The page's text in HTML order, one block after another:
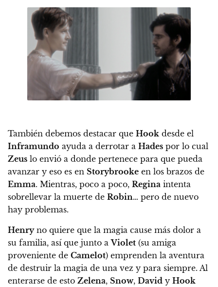
También debemos destacar que Hook desde el
Inframundo ayuda a derrotar a Hades por lo cual
Zeus lo envió a donde pertenece para que pueda
avanzar y eso es en Storybrooke en los brazos de
Emma. Mientras, poco a poco, Regina intenta
sobrellevar la muerte de Robin… pero de nuevo
hay problemas.
Henryno quiere que la magia cause más dolor a
su familia, así que junto aViolet (su amiga
proveniente de Camelot) emprenden la aventura
de destruir la magia de una vez y para siempre. Al
enterarse de esto Zelena, Snow, David y Hook